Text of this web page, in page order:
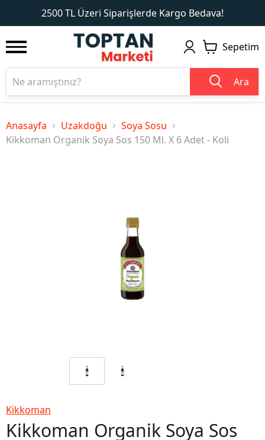
2500 TL Üzeri Siparişlerde Kargo Bedava!
1
Sepetim
Ara
Anasayfa Uzakdoğu
Soya Sosu
Kikkoman Organik Soya Sos 150 Ml. X 6 Adet - Koli
Kikkoman
Kikkoman Organik Soya Sos